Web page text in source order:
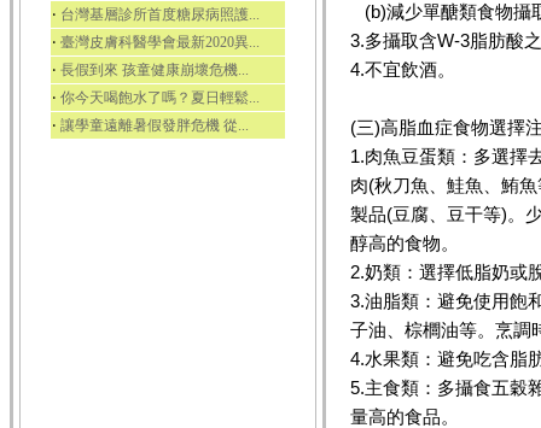
‧ 台灣基層診所首度糖尿病照護...
‧ 臺灣皮膚科醫學會最新2020異...
‧ 長假到來 孩童健康崩壞危機...
‧ 你今天喝飽水了嗎？夏日輕鬆...
‧ 讓學童遠離暑假發胖危機 從...
(b)減少單醣類食物攝
3.多攝取含W-3脂肪酸
4.不宜飲酒。
(三)高脂血症食物選擇
1.肉魚豆蛋類：多選擇
肉(秋刀魚、鮭魚、鮪
製品(豆腐、豆干等)。
醇高的食物。
2.奶類：選擇低脂奶或
3.油脂類：避免使用飽
子油、棕櫚油等。烹調
4.水果類：避免吃含脂
5.主食類：多攝食五穀
量高的食品。